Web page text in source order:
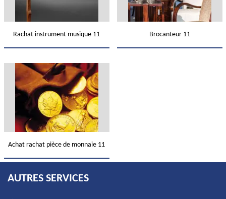
Rachat instrument musique 11 Brocanteur 11
Achat rachat pièce de monnaie 11
AUTRES SERVICES